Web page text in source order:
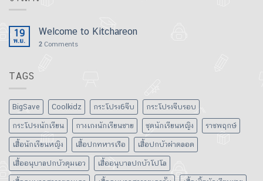
19
พ.ย.
Welcome to Kitchareon
2 Comments
TAGS
BigSave Coolkidz กระโปรง6จีบ กระโปรงจีบรอบ
กระโปรงนักเรียน กางเกงนักเรียนชาย ชุดนักเรียนหญิง ราชพฤกษ์
เสื้อนักเรียนหญิง เสื้อปกทหารเรือ เสื้อปกบัวผ่าตลอด
เสื้ออนุบาลปกบัวดุมเอว เสื้ออนุบาลปกบัวโปโล